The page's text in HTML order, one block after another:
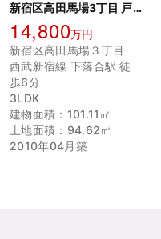
新宿区高田馬場3丁目 戸建
14,800万円
新宿区高田馬場３丁目
西武新宿線 下落合駅 徒
歩6分
3LDK
建物面積：101.11㎡
土地面積：94.62㎡
2010年04月築